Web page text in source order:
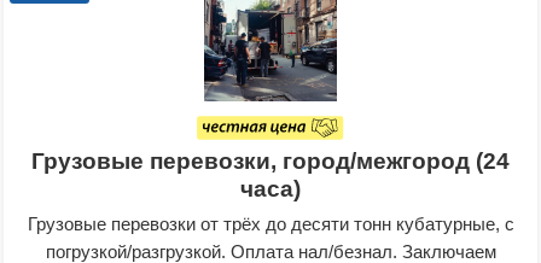
Грузовые перевозки, город/межгород (24
часа)
Грузовые перевозки от трёх до десяти тонн кубатурные, с
погрузкой/разгрузкой. Оплата нал/безнал. Заключаем